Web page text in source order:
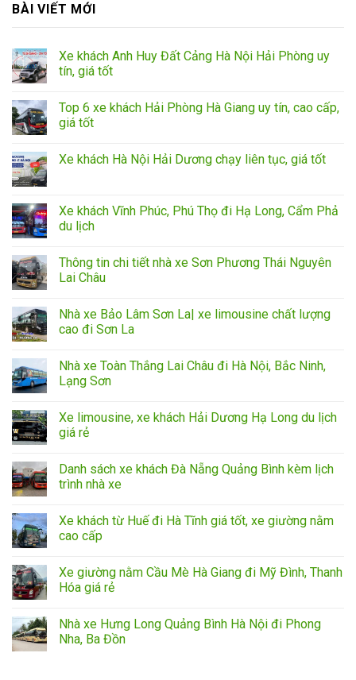
BÀI VIẾT MỚI
Xe khách Anh Huy Đất Cảng Hà Nội Hải Phòng uy
tín, giá tốt
Top 6 xe khách Hải Phòng Hà Giang uy tín, cao cấp,
giá tốt
Xe khách Hà Nội Hải Dương chạy liên tục, giá tốt
Xe khách Vĩnh Phúc, Phú Thọ đi Hạ Long, Cẩm Phả
du lịch
Thông tin chi tiết nhà xe Sơn Phương Thái Nguyên
Lai Châu
Nhà xe Bảo Lâm Sơn La| xe limousine chất lượng
cao đi Sơn La
Nhà xe Toàn Thắng Lai Châu đi Hà Nội, Bắc Ninh,
Lạng Sơn
Xe limousine, xe khách Hải Dương Hạ Long du lịch
giá rẻ
Danh sách xe khách Đà Nẵng Quảng Bình kèm lịch
trình nhà xe
Xe khách từ Huế đi Hà Tĩnh giá tốt, xe giường nằm
cao cấp
Xe giường nằm Cầu Mè Hà Giang đi Mỹ Đình, Thanh
Hóa giá rẻ
Nhà xe Hưng Long Quảng Bình Hà Nội đi Phong
Nha, Ba Đồn